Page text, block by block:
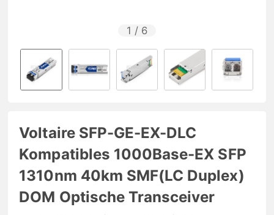
1 / 6
Voltaire SFP-GE-EX-DLC
Kompatibles 1000Base-EX SFP
1310nm 40km SMF(LC Duplex)
DOM Optische Transceiver